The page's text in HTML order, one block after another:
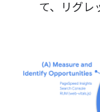
て、リグレ